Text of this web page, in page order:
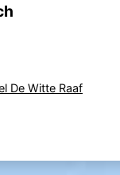
De Witte Raaf